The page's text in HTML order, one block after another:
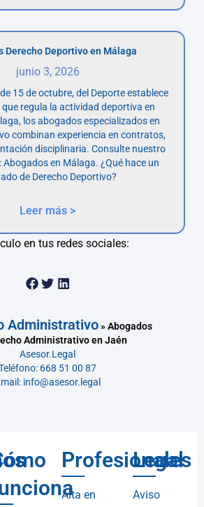
Derecho Deportivo en Málaga
junio 3, 2026
15 de octubre, del Deporte establece
regula la actividad deportiva en
los abogados especializados en
combinan experiencia en contratos,
disciplinaria. Consulte nuestro
en Málaga. ¿Qué hace un
de Derecho Deportivo?
Leer más >
en tus redes sociales:
Administrativo»Abogados
Administrativo en Jaén
Asesor.Legal
668 51 00 87
info@asesor.legal
Profesionales
Alta en
Legal
Aviso